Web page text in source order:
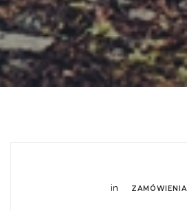
in ZAMÓWIENIA